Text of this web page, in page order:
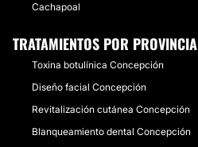
Cachapoal
TRATAMIENTOS POR PROVINCIA
Toxina botulínica Concepción
Diseño facial Concepción
Revitalización cutánea Concepción
Blanqueamiento dental Concepción